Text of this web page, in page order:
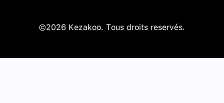
©2026 Kezakoo. Tous droits reservés.